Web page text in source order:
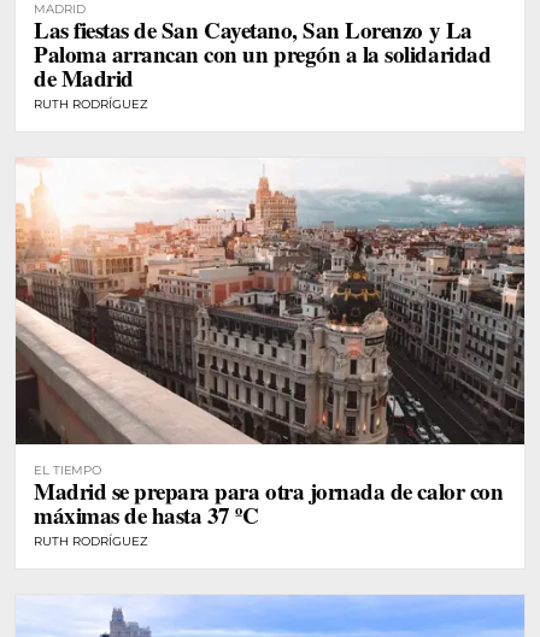
MADRID
Las fiestas de San Cayetano, San Lorenzo y La
Paloma arrancan con un pregón a la solidaridad
de Madrid
RUTH RODRÍGUEZ
EL TIEMPO
Madrid se prepara para otra jornada de calor con
máximas de hasta 37 ºC
RUTH RODRÍGUEZ